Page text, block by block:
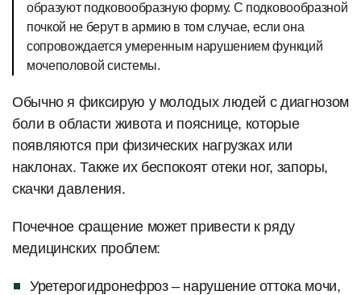
образуют подковообразную форму. С подковообразной
почкой не берут в армию в том случае, если она
сопровождается умеренным нарушением функций
мочеполовой системы.
Обычно я фиксирую у молодых людей с диагнозом
боли в области живота и пояснице, которые
появляются при физических нагрузках или
наклонах. Также их беспокоят отеки ног, запоры,
скачки давления.
Почечное сращение может привести к ряду
медицинских проблем:
Уретерогидронефроз – нарушение оттока мочи,